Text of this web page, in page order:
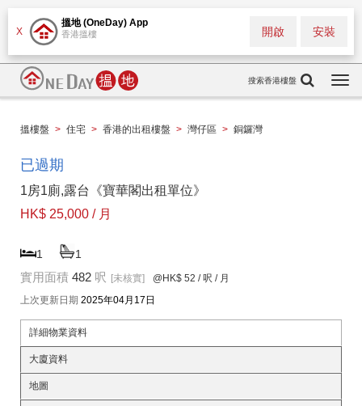
X
搵地 (OneDay) App
香港搵樓 安裝
開啟
搜索香港樓盤
搵樓盤 > 住宅 > 香港的出租樓盤 > 灣仔區 > 銅鑼灣
已過期
1房1廁,露台《寶華閣出租單位》
HK$ 25,000 / 月
1 1
實用面積 482 呎 [未核實] @HK$ 52 / 呎 / 月
上次更新日期 2025年04月17日
詳細物業資料
大廈資料
地圖